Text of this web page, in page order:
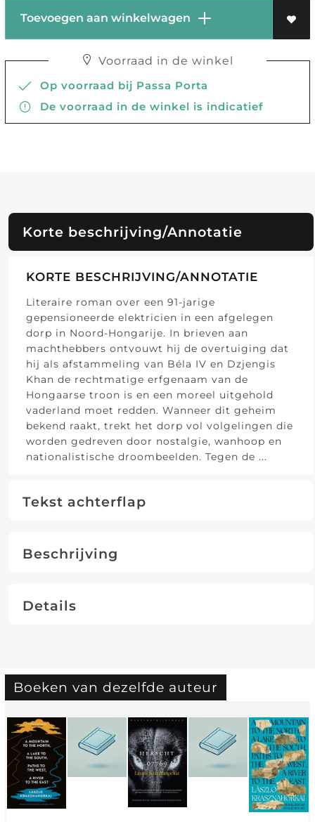
Toevoegen aan winkelwagen
Voorraad in de winkel
Op voorraad bij Passa Porta
De voorraad in de winkel is indicatief
Korte beschrijving/Annotatie
KORTE BESCHRIJVING/ANNOTATIE
Literaire roman over een 91-jarige
gepensioneerde elektricien in een afgelegen
dorp in Noord-Hongarije. In brieven aan
machthebbers ontvouwt hij de overtuiging dat
hij als afstammeling van Béla IV en Dzjengis
Khan de rechtmatige erfgenaam van de
Hongaarse troon is en een moreel uitgehold
vaderland moet redden. Wanneer dit geheim
bekend raakt, trekt het dorp vol volgelingen die
worden gedreven door nostalgie, wanhoop en
nationalistische droombeelden. Tegen de ...
Tekst achterflap
Beschrijving
Details
Boeken van dezelfde auteur